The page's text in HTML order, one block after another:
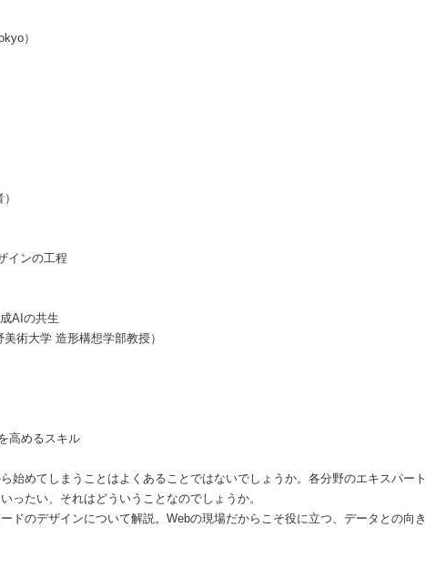
）
インの工程
AIの共生
術大学 造形構想学部教授）
高めるスキル
始めてしまうことはよくあることではないでしょうか。各分野のエキスパート
ったい、それはどういうことなのでしょうか。
ドのデザインについて解説。Webの現場だからこそ役に立つ、データとの向き